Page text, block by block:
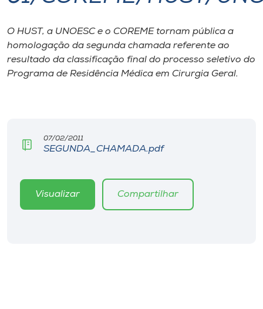
Cultura
Editora
Rádio
O HUST, a UNOESC e o COREME tornam pública a
homologação da segunda chamada referente ao
resultado da classificação final do processo seletivo do
Programa de Residência Médica em Cirurgia Geral.
07/02/2011
SEGUNDA_CHAMADA.pdf
Visualizar Compartilhar